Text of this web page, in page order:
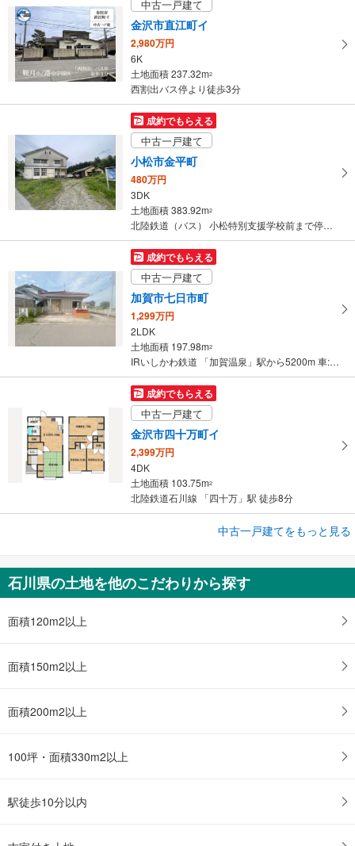
土地面積 138.85m
中古一戸建て
金沢市直江町イ
2,980万円
6K
土地面積 237.32m2
西割出バス停より徒歩3分
成約でもらえる
中古一戸建て
小松市金平町
480万円
3DK
土地面積 383.92m2
北陸鉄道（バス） 小松特別支援学校前まで停歩:2分
成約でもらえる
中古一戸建て
加賀市七日市町
1,299万円
2LDK
土地面積 197.98m2
IRいしかわ鉄道 「加賀温泉」駅から5200m 車:11分
成約でもらえる
中古一戸建て
金沢市四十万町イ
2,399万円
4DK
土地面積 103.75m2
北陸鉄道石川線 「四十万」駅 徒歩8分
能美市粟生町
1,799万円
中古一戸建てをもっと見る
石川県の土地を他のこだわりから探す
面積120m2以上
面積150m2以上
面積200m2以上
100坪・面積330m2以上
駅徒歩10分以内